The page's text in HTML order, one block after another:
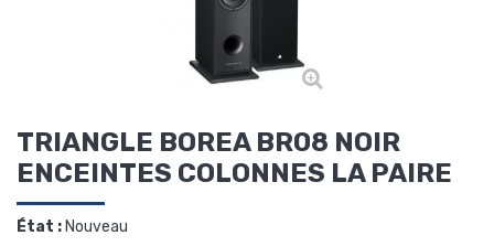
TRIANGLE BOREA BR08 NOIR
ENCEINTES COLONNES LA PAIRE
État :Nouveau